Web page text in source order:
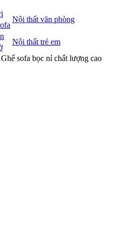
Nội thất văn phòng
Nội thất trẻ em
sofa bọc nỉ chất lượng cao